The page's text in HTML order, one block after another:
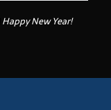
Happy New Year!